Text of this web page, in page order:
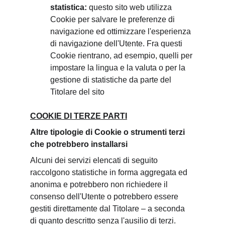
statistica: questo sito web utilizza
Cookie per salvare le preferenze di
navigazione ed ottimizzare l'esperienza
di navigazione dell'Utente. Fra questi
Cookie rientrano, ad esempio, quelli per
impostare la lingua e la valuta o per la
gestione di statistiche da parte del
Titolare del sito
COOKIE DI TERZE PARTI
Altre tipologie di Cookie o strumenti terzi
che potrebbero installarsi
Alcuni dei servizi elencati di seguito
raccolgono statistiche in forma aggregata ed
anonima e potrebbero non richiedere il
consenso dell'Utente o potrebbero essere
gestiti direttamente dal Titolare – a seconda
di quanto descritto senza l'ausilio di terzi.